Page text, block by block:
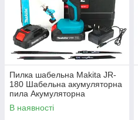
Пилка шабельна Makita JR-
180 Шабельна акумуляторна
пила Акумуляторна
шабельна пилка макіта 18V
4.0Ah
В наявності